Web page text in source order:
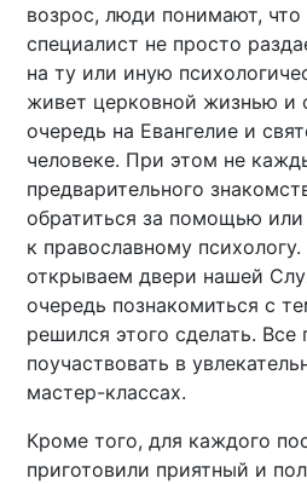
возрос, люди понимают, что
специалист не просто
на ту или иную
живет церковной жизнью и
очередь на Евангелие и
человеке. При этом не
предварительного
обратиться за помощью
к православному
открываем двери нашей
очередь познакомиться с
решился этого сделать.
поучаствовать в
мастер-классах.
Кроме того, для каждого
приготовили приятный и